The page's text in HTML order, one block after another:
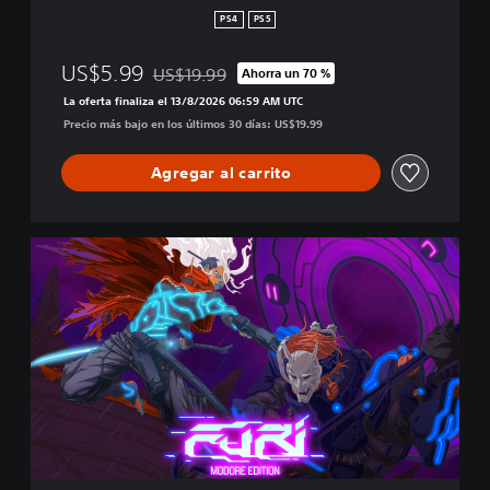
PS4 PS5
US$5.99 Rebajado del precio original de US$19.99
US$19.99 Ahorra un 70 %
La oferta finaliza el 13/8/2026 06:59 AM UTC
Precio más bajo en los últimos 30 días: US$19.99
Agregar al carrito
M
o
r
E